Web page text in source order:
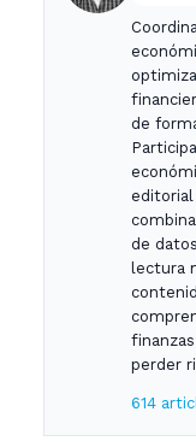
de
de
lectura
perder
614